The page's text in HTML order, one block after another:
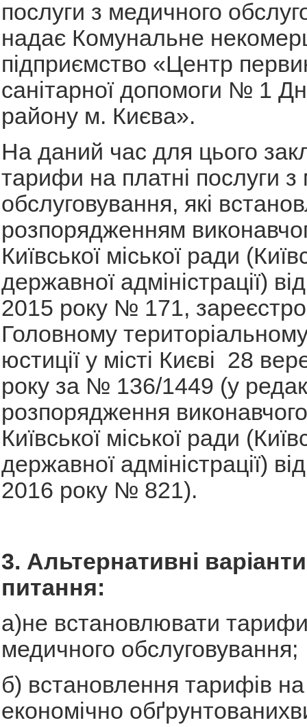
послуги з медичного
надає Комунальне
підприємство «Центр
санітарної допомоги № 1
району м. Києва».
На даний час для цього
тарифи на платні послуги з
обслуговування, які
розпорядженням
Київської міської ради
державної адміністрації)
2015 року № 171,
Головному
юстиції у місті Києві 28
року за № 136/1449 (у
розпорядження
Київської міської ради
державної адміністрації)
2016 року № 821).
3. Альтернативні
питання:
а)не встановлювати
медичного обслуговування;
б) встановлення тарифів на
економічно